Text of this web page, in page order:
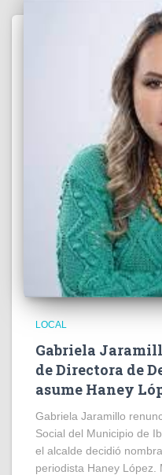
LOCAL
Gabriela
de Directora de
asume Haney
Gabriela Jaramillo
Social del Municipio de
el alcalde decidió
periodista Haney López.